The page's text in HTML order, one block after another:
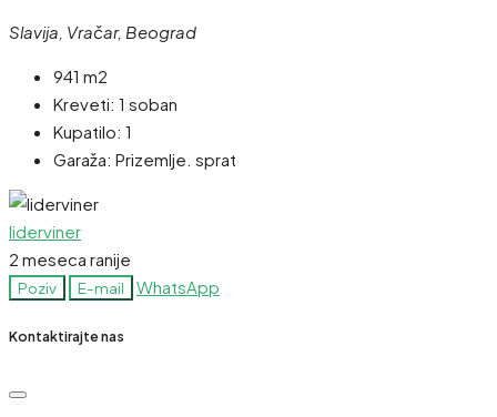
Slavija, Vračar, Beograd
941 m2
Kreveti: 1 soban
Kupatilo: 1
Garaža: Prizemlje. sprat
liderviner
2 meseca ranije
Poziv E-mail WhatsApp
Kontaktirajte nas